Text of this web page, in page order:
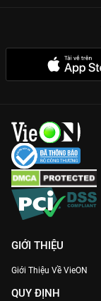
GIỚI THIỆU
Giới Thiệu Về VieON
QUY ĐỊNH